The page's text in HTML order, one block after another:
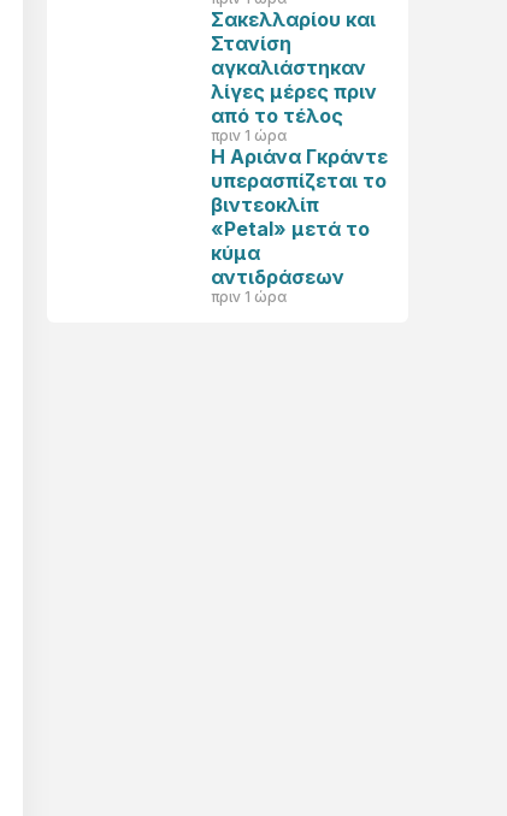
Σακελλαρίου και
Στανίση
αγκαλιάστηκαν
λίγες μέρες πριν
από το τέλος
πριν 1 ώρα
Η Αριάνα Γκράντε
υπερασπίζεται το
βιντεοκλίπ
«Petal» μετά το
κύμα
αντιδράσεων
πριν 1 ώρα